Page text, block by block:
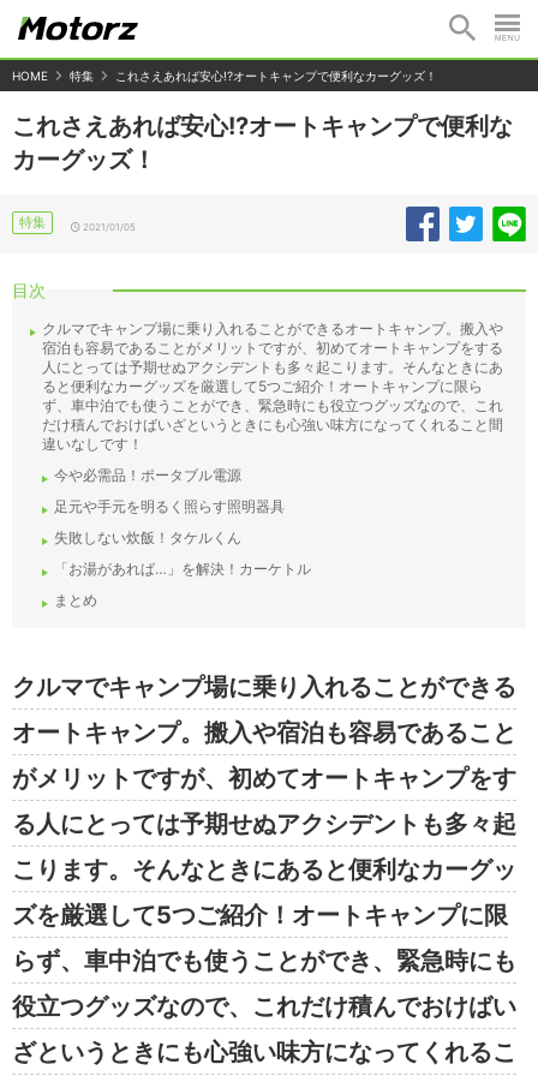
HOME 特集 これさえあれば安心!?オートキャンプで便利なカーグッズ！
これさえあれば安心!?オートキャンプで便利な
カーグッズ！
特集 2021/01/05
目次
クルマでキャンプ場に乗り入れることができるオートキャンプ。搬入や
宿泊も容易であることがメリットですが、初めてオートキャンプをする
人にとっては予期せぬアクシデントも多々起こります。そんなときにあ
ると便利なカーグッズを厳選して5つご紹介！オートキャンプに限ら
ず、車中泊でも使うことができ、緊急時にも役立つグッズなので、これ
だけ積んでおけばいざというときにも心強い味方になってくれること間
違いなしです！
今や必需品！ポータブル電源
足元や手元を明るく照らす照明器具
失敗しない炊飯！タケルくん
「お湯があれば…」を解決！カーケトル
まとめ
クルマでキャンプ場に乗り入れることができる
オートキャンプ。搬入や宿泊も容易であること
がメリットですが、初めてオートキャンプをす
る人にとっては予期せぬアクシデントも多々起
こります。そんなときにあると便利なカーグッ
ズを厳選して5つご紹介！オートキャンプに限
らず、車中泊でも使うことができ、緊急時にも
役立つグッズなので、これだけ積んでおけばい
ざというときにも心強い味方になってくれるこ